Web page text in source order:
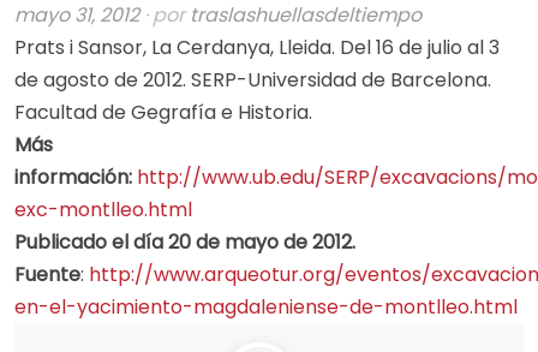
mayo 31, 2012· portraslashuellasdeltiempo
Prats i Sansor, La Cerdanya, Lleida. Del 16 de julio al 3
de agosto de 2012. SERP-Universidad de Barcelona.
Facultad de Gegrafía e Historia.
Más
información: http://www.ub.edu/SERP/excavacions/
exc-montlleo.html
Publicado el día 20 de mayo de 2012.
Fuente: http://www.arqueotur.org/eventos/
en-el-yacimiento-magdaleniense-de-montlleo.html